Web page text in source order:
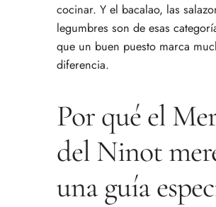
cocinar. Y el bacalao, las
legumbres son de esas
que un buen puesto marca
diferencia.
Por qué el
del Ninot
una guía